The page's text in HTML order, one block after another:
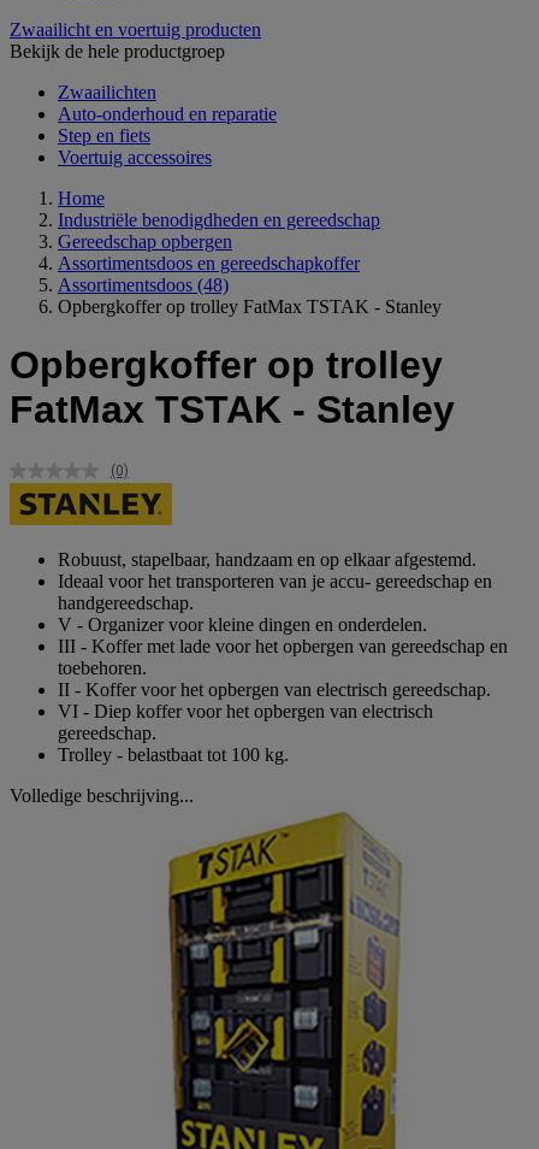
Zwaailicht en voertuig producten
Bekijk de hele productgroep
Zwaailichten
Auto-onderhoud en reparatie
Step en fiets
Voertuig accessoires
Home
Industriële benodigdheden en gereedschap
Gereedschap opbergen
Assortimentsdoos en gereedschapkoffer
Assortimentsdoos (48)
Opbergkoffer op trolley FatMax TSTAK - Stanley
Opbergkoffer op trolley
FatMax TSTAK - Stanley
Geen
scorewaarde.
Dezelfde
(0)
Robuust, stapelbaar, handzaam en op elkaar afgestemd.
Ideaal voor het transporteren van je accu- gereedschap en
handgereedschap.
V - Organizer voor kleine dingen en onderdelen.
III - Koffer met lade voor het opbergen van gereedschap en
toebehoren.
II - Koffer voor het opbergen van electrisch gereedschap.
VI - Diep koffer voor het opbergen van electrisch
gereedschap.
Trolley - belastbaat tot 100 kg.
Volledige beschrijving...